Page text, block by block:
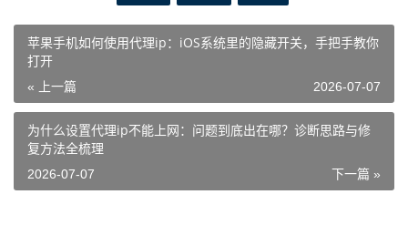
苹果手机如何使用代理ip：iOS系统里的隐藏开关，手把手教你
打开
« 上一篇 2026-07-07
为什么设置代理ip不能上网：问题到底出在哪？诊断思路与修
复方法全梳理
下一篇 »
2026-07-07